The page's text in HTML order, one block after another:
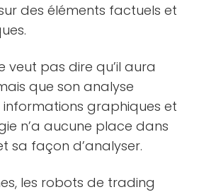
des éléments factuels et
veut pas dire qu’il aura
que son analyse
informations graphiques et
n’a aucune place dans
sa façon d’analyser.
les robots de trading